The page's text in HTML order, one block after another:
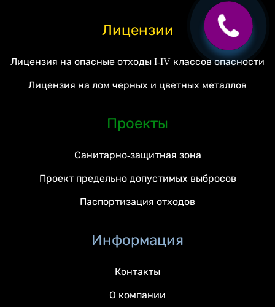
Лицензии
Лицензия на опасные отходы I-IV классов опасности
Лицензия на лом черных и цветных металлов
Проекты
Санитарно-защитная зона
Проект предельно допустимых выбросов
Паспортизация отходов
Информация
Контакты
О компании